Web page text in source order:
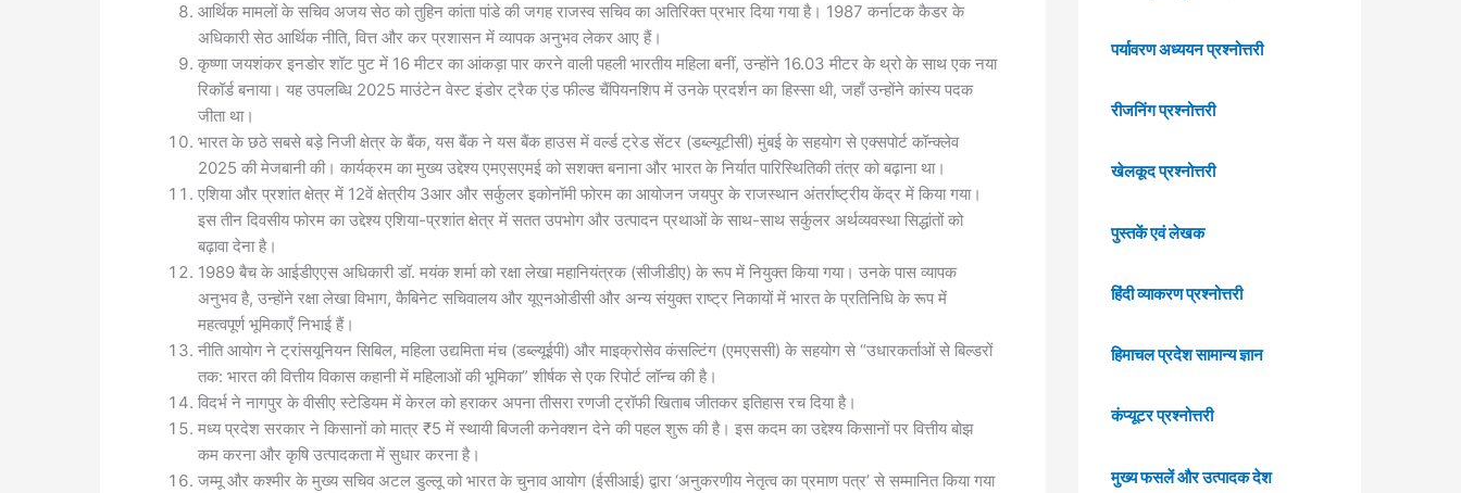
आर्थिक मामलों के सचिव अजय सेठ को तुहिन कांता पांडे की जगह राजस्व सचिव का अतिरिक्त प्रभार दिया गया है। 1987 कर्नाटक कैडर के
अधिकारी सेठ आर्थिक नीति, वित्त और कर प्रशासन में व्यापक अनुभव लेकर आए हैं।
कृष्णा जयशंकर इनडोर शॉट पुट में 16 मीटर का आंकड़ा पार करने वाली पहली भारतीय महिला बनीं, उन्होंने 16.03 मीटर के थ्रो के साथ एक नया
रिकॉर्ड बनाया। यह उपलब्धि 2025 माउंटेन वेस्ट इंडोर ट्रैक एंड फील्ड चैंपियनशिप में उनके प्रदर्शन का हिस्सा थी, जहाँ उन्होंने कांस्य पदक
जीता था।
भारत के छठे सबसे बड़े निजी क्षेत्र के बैंक, यस बैंक ने यस बैंक हाउस में वर्ल्ड ट्रेड सेंटर (डब्ल्यूटीसी) मुंबई के सहयोग से एक्सपोर्ट कॉन्क्लेव
2025 की मेजबानी की। कार्यक्रम का मुख्य उद्देश्य एमएसएमई को सशक्त बनाना और भारत के निर्यात पारिस्थितिकी तंत्र को बढ़ाना था।
एशिया और प्रशांत क्षेत्र में 12वें क्षेत्रीय 3आर और सर्कुलर इकोनॉमी फोरम का आयोजन जयपुर के राजस्थान अंतर्राष्ट्रीय केंद्र में किया गया।
इस तीन दिवसीय फोरम का उद्देश्य एशिया-प्रशांत क्षेत्र में सतत उपभोग और उत्पादन प्रथाओं के साथ-साथ सर्कुलर अर्थव्यवस्था सिद्धांतों को
बढ़ावा देना है।
1989 बैच के आईडीएएस अधिकारी डॉ. मयंक शर्मा को रक्षा लेखा महानियंत्रक (सीजीडीए) के रूप में नियुक्त किया गया। उनके पास व्यापक
अनुभव है, उन्होंने रक्षा लेखा विभाग, कैबिनेट सचिवालय और यूएनओडीसी और अन्य संयुक्त राष्ट्र निकायों में भारत के प्रतिनिधि के रूप में
महत्वपूर्ण भूमिकाएँ निभाई हैं।
नीति आयोग ने ट्रांसयूनियन सिबिल, महिला उद्यमिता मंच (डब्ल्यूईपी) और माइक्रोसेव कंसल्टिंग (एमएससी) के सहयोग से “उधारकर्ताओं से बिल्डरों
तक: भारत की वित्तीय विकास कहानी में महिलाओं की भूमिका” शीर्षक से एक रिपोर्ट लॉन्च की है।
विदर्भ ने नागपुर के वीसीए स्टेडियम में केरल को हराकर अपना तीसरा रणजी ट्रॉफी खिताब जीतकर इतिहास रच दिया है।
मध्य प्रदेश सरकार ने किसानों को मात्र ₹5 में स्थायी बिजली कनेक्शन देने की पहल शुरू की है। इस कदम का उद्देश्य किसानों पर वित्तीय बोझ
कम करना और कृषि उत्पादकता में सुधार करना है।
जम्मू और कश्मीर के मुख्य सचिव अटल डुल्लू को भारत के चुनाव आयोग (ईसीआई) द्वारा ‘अनुकरणीय नेतृत्व का प्रमाण पत्र’ से सम्मानित किया गया
पर्यावरण अध्ययन प्रश्नोत्तरी
रीजनिंग प्रश्नोत्तरी
खेलकूद प्रश्नोत्तरी
पुस्तकें एवं लेखक
हिंदी व्याकरण प्रश्नोत्तरी
हिमाचल प्रदेश सामान्य ज्ञान
कंप्यूटर प्रश्नोत्तरी
मुख्य फसलें और उत्पादक देश